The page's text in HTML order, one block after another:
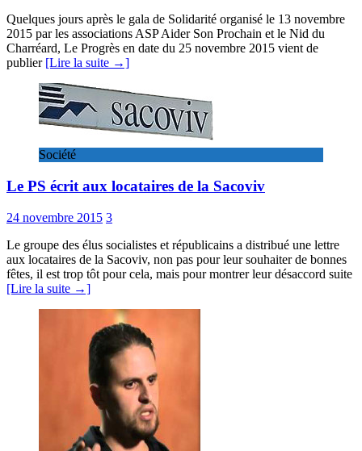
Quelques jours après le gala de Solidarité organisé le 13 novembre
2015 par les associations ASP Aider Son Prochain et le Nid du
Charréard, Le Progrès en date du 25 novembre 2015 vient de
publier [Lire la suite →]
Société
Le PS écrit aux locataires de la Sacoviv
24 novembre 2015 3
Le groupe des élus socialistes et républicains a distribué une lettre
aux locataires de la Sacoviv, non pas pour leur souhaiter de bonnes
fêtes, il est trop tôt pour cela, mais pour montrer leur désaccord suite
[Lire la suite →]